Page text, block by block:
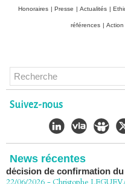
Honoraires | Presse | Actualités |
références |
Suivez-nous
News récentes
Chlordécone : un non-lieu
vers la Cour de cassation
-Christophe
décision de confirmation du
22/06/2026 -Christophe